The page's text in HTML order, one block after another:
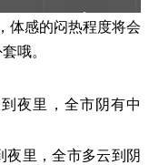
体感的闷热程度将会
哦。
夜里，全市阴有中
夜里，全市多云到阴